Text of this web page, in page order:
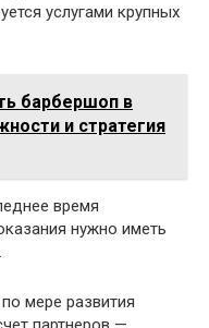
услугами крупных
барбершоп в
и стратегия
время
нужно иметь
мере развития